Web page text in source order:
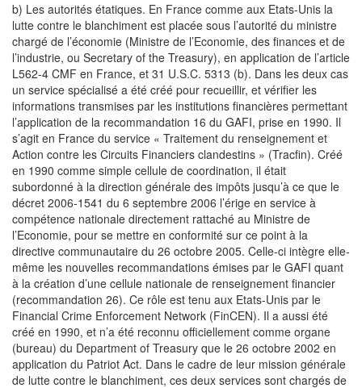
b) Les autorités étatiques. En France comme aux Etats-Unis la
lutte contre le blanchiment est placée sous l’autorité du ministre
chargé de l’économie (Ministre de l’Economie, des finances et de
l’industrie, ou Secretary of the Treasury), en application de l’article
L562-4 CMF en France, et 31 U.S.C. 5313 (b). Dans les deux cas
un service spécialisé a été créé pour recueillir, et vérifier les
informations transmises par les institutions financières permettant
l’application de la recommandation 16 du GAFI, prise en 1990. Il
s’agit en France du service « Traitement du renseignement et
Action contre les Circuits Financiers clandestins » (Tracfin). Créé
en 1990 comme simple cellule de coordination, il était
subordonné à la direction générale des impôts jusqu’à ce que le
décret 2006-1541 du 6 septembre 2006 l’érige en service à
compétence nationale directement rattaché au Ministre de
l’Economie, pour se mettre en conformité sur ce point à la
directive communautaire du 26 octobre 2005. Celle-ci intègre elle-
même les nouvelles recommandations émises par le GAFI quant
à la création d’une cellule nationale de renseignement financier
(recommandation 26). Ce rôle est tenu aux Etats-Unis par le
Financial Crime Enforcement Network (FinCEN). Il a aussi été
créé en 1990, et n’a été reconnu officiellement comme organe
(bureau) du Department of Treasury que le 26 octobre 2002 en
application du Patriot Act. Dans le cadre de leur mission générale
de lutte contre le blanchiment, ces deux services sont chargés de